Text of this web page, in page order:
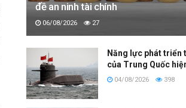
đề an ninh tài chính
06/08/2026 27
Năng lực phát triển
của Trung Quốc
04/08/2026 398